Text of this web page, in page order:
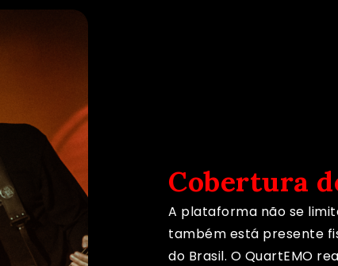
Cobertura
A plataforma não se
também está presente
do Brasil. O QuartEMO